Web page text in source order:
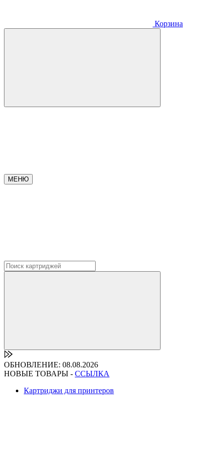
Корзина
МЕНЮ
ОБНОВЛЕНИЕ: 08.08.2026
НОВЫЕ ТОВАРЫ - ССЫЛКА
Картриджи для принтеров